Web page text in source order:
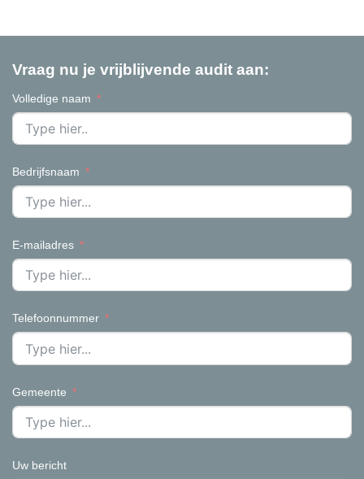
Vraag nu je vrijblijvende audit aan:
Volledige naam
Bedrijfsnaam
E-mailadres
Telefoonnummer
Gemeente
Uw bericht